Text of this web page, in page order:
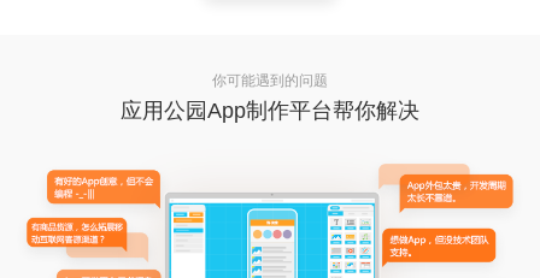
你可能遇到的问题
应用公园App制作平台帮你解决